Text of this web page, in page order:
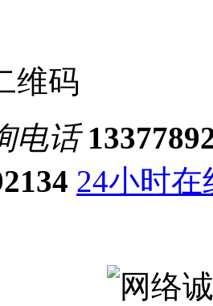
维码
电话
24小时在